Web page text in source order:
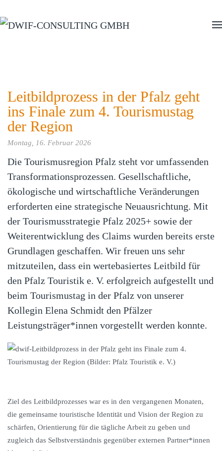
Zum Hauptinhalt springen
Leitbildprozess in der Pfalz geht
ins Finale zum 4. Tourismustag
der Region
Montag, 16. Februar 2026
Die Tourismusregion Pfalz steht vor umfassenden
Transformationsprozessen. Gesellschaftliche,
ökologische und wirtschaftliche Veränderungen
erforderten eine strategische Neuausrichtung. Mit
der Tourismusstrategie Pfalz 2025+ sowie der
Weiterentwicklung des Claims wurden bereits erste
Grundlagen geschaffen. Wir freuen uns sehr
mitzuteilen, dass ein wertebasiertes Leitbild für
den Pfalz Touristik e. V. erfolgreich aufgestellt und
beim Tourismustag in der Pfalz von unserer
Kollegin Elena Schmidt den Pfälzer
Leistungsträger*innen vorgestellt werden konnte.
Ziel des Leitbildprozesses war es in den vergangenen Monaten,
die gemeinsame touristische Identität und Vision der Region zu
schärfen, Orientierung für die tägliche Arbeit zu geben und
zugleich das Selbstverständnis gegenüber externen Partner*innen